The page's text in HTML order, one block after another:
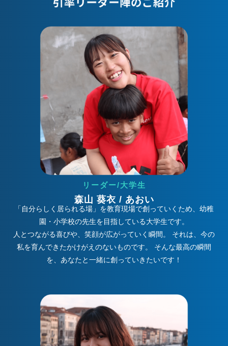
リーダー/大学生
森山 葵衣 / あおい
「自分らしく居られる場」を教育現場で創っていくため、幼稚
園・小学校の先生を目指している大学生です。
人とつながる喜びや、笑顔が広がっていく瞬間。 それは、今の
私を育んできたかけがえのないものです。 そんな最高の瞬間
を、あなたと一緒に創っていきたいです！